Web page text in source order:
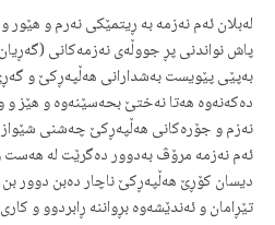
لەبلان ئەم نەزمە بە ڕیتمێکی نەرم و
پاش نواندنی پڕ جووڵەی نەزمەکانی
بەپێی پێویست بەشدارانی هەڵپەڕکێ و
دەکەنەوە هەتا نەختێ بحەسێنەوە و هێز و
نەزم و جۆرەکانی هەڵپەڕکێ چەشنی شێواز
ئەم نەزمە مرۆڤ بەدوور دەگرێت لە
دیسان کۆڕێ هەڵپەڕكێ ناچار دەبن دوور
تێڕامان و ئەندێشەوە بڕواننە ڕابردوو و